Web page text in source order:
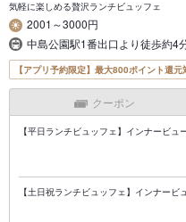
気軽に楽しめる贅沢ランチビュッフェ
2001～3000円
中島公園駅1番出口より徒歩約4
【アプリ予約限定】最大800ポイント還元
クーポン
【平日ランチビュッフェ】インナービ
【土日祝ランチビュッフェ】インナー